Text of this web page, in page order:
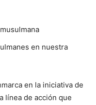
en nuestra
en la iniciativa de
línea de acción que